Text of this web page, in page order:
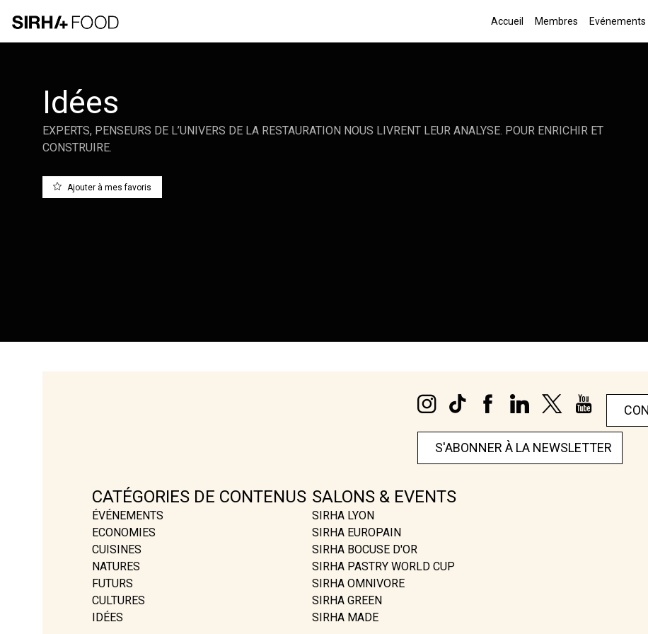
Accueil Membres Evénements
Idées
EXPERTS, PENSEURS DE L’UNIVERS DE LA RESTAURATION NOUS LIVRENT LEUR ANALYSE. POUR ENRICHIR ET
CONSTRUIRE.
Ajouter à mes favoris
S'ABONNER À LA NEWSLETTER
CATÉGORIES DE CONTENUS
ÉVÉNEMENTS
ECONOMIES
CUISINES
NATURES
FUTURS
CULTURES
IDÉES
SALONS & EVENTS
SIRHA LYON
SIRHA EUROPAIN
SIRHA BOCUSE D'OR
SIRHA PASTRY WORLD CUP
SIRHA OMNIVORE
SIRHA GREEN
SIRHA MADE